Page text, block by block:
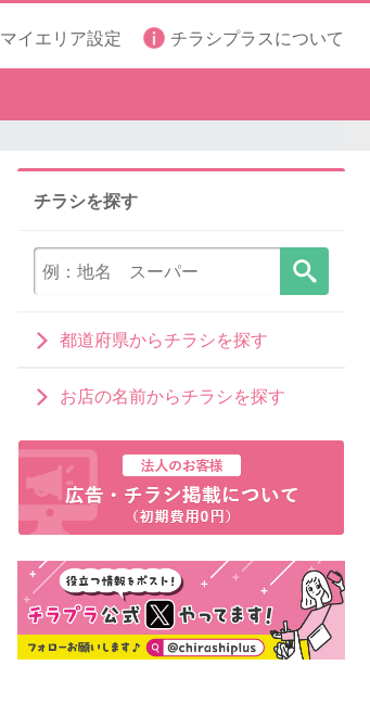
マイエリア設定 チラシプラスについて
チラシを探す
都道府県からチラシを探す
お店の名前からチラシを探す